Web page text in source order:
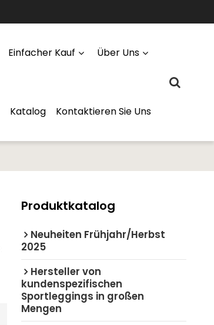
Einfacher Kauf Über Uns
Katalog Kontaktieren Sie Uns
Produktkatalog
Neuheiten Frühjahr/Herbst
2025
Hersteller von
kundenspezifischen
Sportleggings in großen
Mengen